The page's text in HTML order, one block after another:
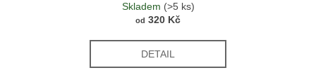
Skladem (>5 ks)
od 320 Kč
DETAIL